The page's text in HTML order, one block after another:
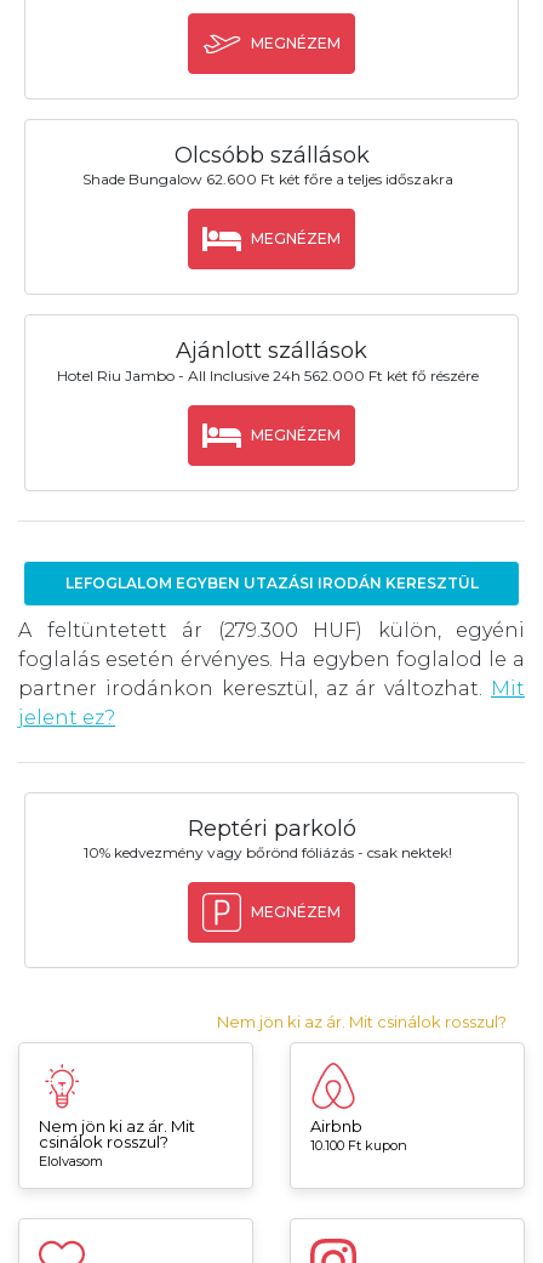
MEGNÉZEM
Olcsóbb szállások
Shade Bungalow 62.600 Ft két főre a teljes időszakra
MEGNÉZEM
Ajánlott szállások
Hotel Riu Jambo - All Inclusive 24h 562.000 Ft két fő részére
MEGNÉZEM
LEFOGLALOM EGYBEN UTAZÁSI IRODÁN KERESZTÜL
A feltüntetett ár (279.300 HUF) külön, egyéni
foglalás esetén érvényes. Ha egyben foglalod le a
partner irodánkon keresztül, az ár változhat.
Mit
jelent ez?
Reptéri parkoló
10% kedvezmény vagy bőrönd fóliázás - csak nektek!
MEGNÉZEM
Nem jön ki az ár. Mit csinálok rosszul?
Nem jön ki az ár. Mit
csinálok rosszul?
Elolvasom
Airbnb
10.100 Ft kupon